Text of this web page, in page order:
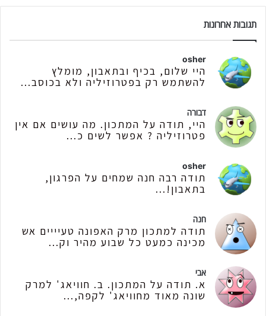
תגובות אחרונות
osher
היי שלום, בכיף ובתאבון, מומלץ
להשתמש רק בפטרוזיליה ולא בכוסב...
דבורה
היי, תודה על המתכון. מה עושים אם אין
פטרוזיליה ? אפשר לשים כ...
osher
תודה רבה חנה שמחים על הפרגון,
בתאבון!...
חנה
תודה למתכון מרק האפונה טעיייים אש
מכינה כמעט כל שבוע מהיר וק...
אבי
א. תודה על המתכון. ב. חוויאג' למרק
שונה מאוד מחוויאג' לקפה,...